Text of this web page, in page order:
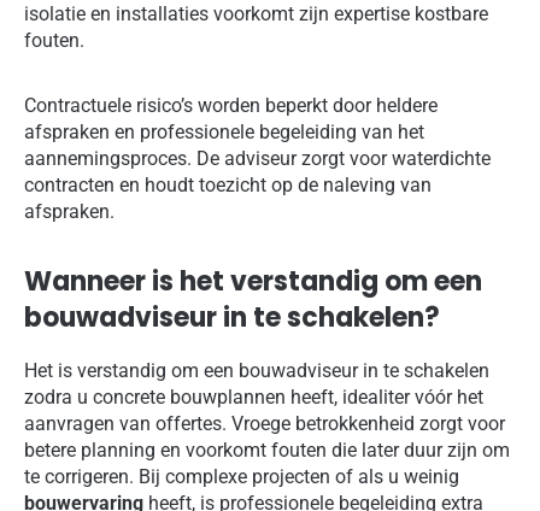
isolatie en installaties voorkomt zijn expertise kostbare
fouten.
Contractuele risico’s worden beperkt door heldere
afspraken en professionele begeleiding van het
aannemingsproces. De adviseur zorgt voor waterdichte
contracten en houdt toezicht op de naleving van
afspraken.
Wanneer is het verstandig om een
bouwadviseur in te schakelen?
Het is verstandig om een bouwadviseur in te schakelen
zodra u concrete bouwplannen heeft, idealiter vóór het
aanvragen van offertes. Vroege betrokkenheid zorgt voor
betere planning en voorkomt fouten die later duur zijn om
te corrigeren. Bij complexe projecten of als u weinig
bouwervaring heeft, is professionele begeleiding extra